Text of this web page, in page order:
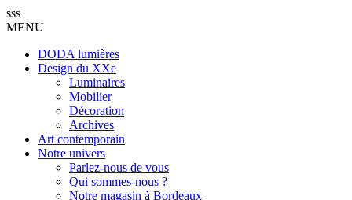
sss
MENU
DODA lumières
Design du XXe
Luminaires
Mobilier
Décoration
Archives
Art contemporain
Notre univers
Parlez-nous de vous
Qui sommes-nous ?
Notre magasin à Bordeaux